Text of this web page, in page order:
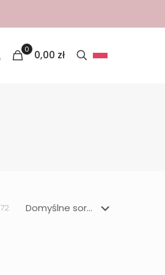
0 0,00 zł
72